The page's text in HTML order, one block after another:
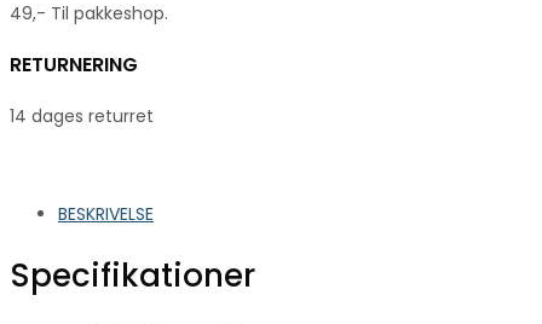
49,- Til pakkeshop.
RETURNERING
14 dages returret
BESKRIVELSE
Specifikationer